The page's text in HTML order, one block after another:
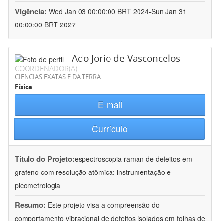
Vigência: Wed Jan 03 00:00:00 BRT 2024-Sun Jan 31
00:00:00 BRT 2027
Ado Jorio de Vasconcelos
COORDENADOR(A)
CIÊNCIAS EXATAS E DA TERRA
Física
E-mail
Currículo
Título do Projeto:espectroscopia raman de defeitos em
grafeno com resolução atômica: instrumentação e
picometrologia
Resumo: Este projeto visa a compreensão do
comportamento vibracional de defeitos isolados em folhas de